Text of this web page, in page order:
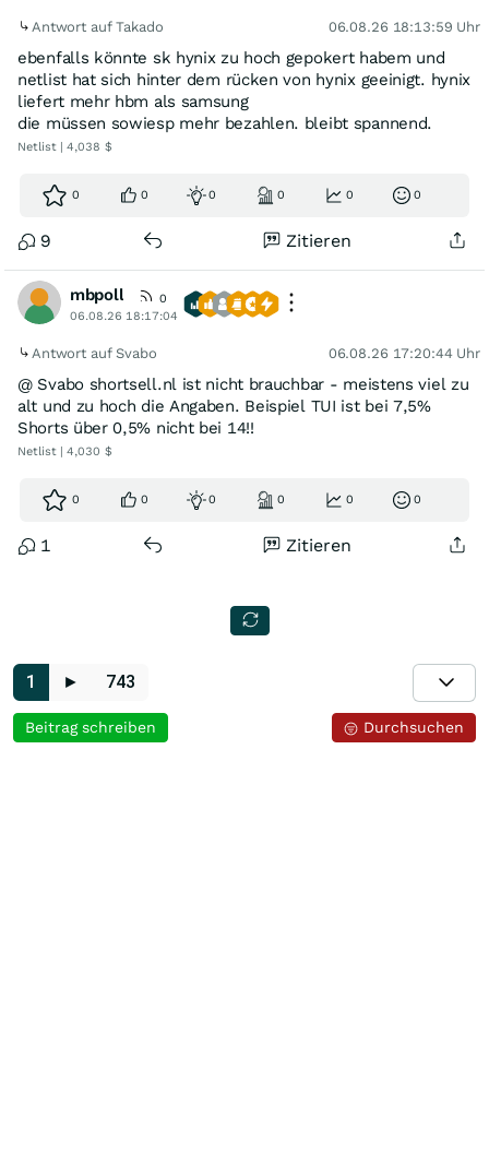
Antwort auf Takado 06.08.26 18:13:59 Uhr
ebenfalls könnte sk hynix zu hoch gepokert habem und
netlist hat sich hinter dem rücken von hynix geeinigt. hynix
liefert mehr hbm als samsung
die müssen sowiesp mehr bezahlen. bleibt spannend.
Netlist | 4,038 $
0 0 0 0 0 0
9 Zitieren
mbpoll
0
06.08.26 18:17:04
Antwort auf Svabo 06.08.26 17:20:44 Uhr
@ Svabo shortsell.nl ist nicht brauchbar - meistens viel zu
alt und zu hoch die Angaben. Beispiel TUI ist bei 7,5%
Shorts über 0,5% nicht bei 14!!
Netlist | 4,030 $
0 0 0 0 0 0
1 Zitieren
1 ► 743
Durchsuchen
Beitrag schreiben